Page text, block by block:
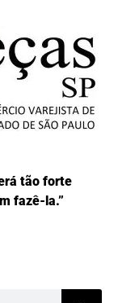
tão forte
fazê-la.”